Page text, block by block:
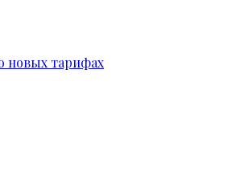
новых тарифах